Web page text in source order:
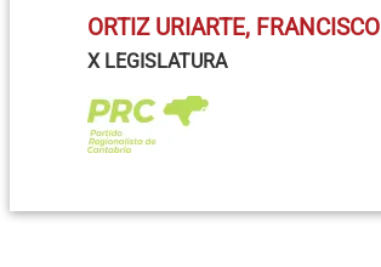
ORTIZ URIARTE, FRANCISCO
X LEGISLATURA